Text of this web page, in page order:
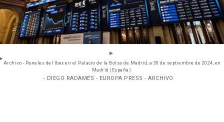
Archivo - Paneles del Ibex en el Palacio de la Bolsa de Madrid, a 30 de septiembre de 2024, en
Madrid (España).
- DIEGO RADAMÉS - EUROPA PRESS - ARCHIVO